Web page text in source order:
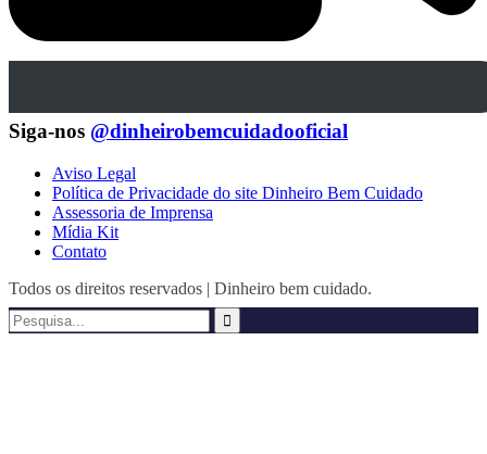
Siga-nos @dinheirobemcuidadooficial
Aviso Legal
Política de Privacidade do site Dinheiro Bem Cuidado
Assessoria de Imprensa
Mídia Kit
Contato
Todos os direitos reservados | Dinheiro bem cuidado.